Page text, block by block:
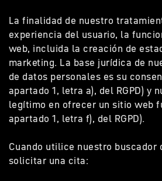
La finalidad de nuestro
experiencia del usuario, la
web, incluida la creación de
marketing. La base jurídica de
de datos personales es su
apartado 1, letra a), del RGPD) y
legítimo en ofrecer un sitio web
apartado 1, letra f), del RGPD).
Cuando utilice nuestro buscador
solicitar una cita: